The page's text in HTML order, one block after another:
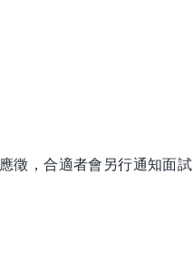
徵，合適者會另行通知面試